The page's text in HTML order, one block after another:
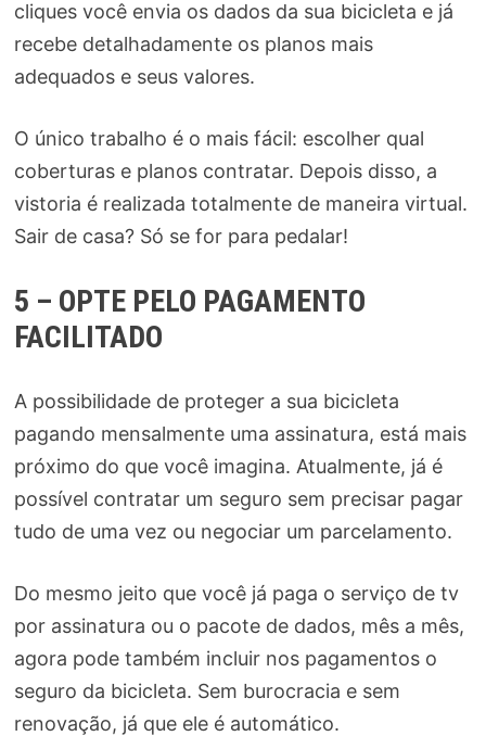
cliques você envia os dados da sua bicicleta e já
recebe detalhadamente os planos mais
adequados e seus valores.
O único trabalho é o mais fácil: escolher qual
coberturas e planos contratar. Depois disso, a
vistoria é realizada totalmente de maneira virtual.
Sair de casa? Só se for para pedalar!
5 – OPTE PELO PAGAMENTO
FACILITADO
A possibilidade de proteger a sua bicicleta
pagando mensalmente uma assinatura, está mais
próximo do que você imagina. Atualmente, já é
possível contratar um seguro sem precisar pagar
tudo de uma vez ou negociar um parcelamento.
Do mesmo jeito que você já paga o serviço de tv
por assinatura ou o pacote de dados, mês a mês,
agora pode também incluir nos pagamentos o
seguro da bicicleta. Sem burocracia e sem
renovação, já que ele é automático.